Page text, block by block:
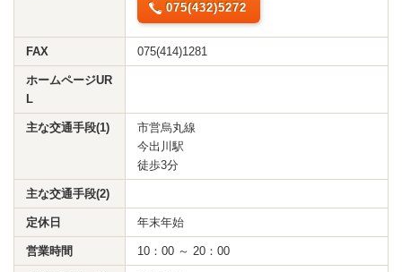
075(432)5272
FAX 075(414)1281
ホームページUR
L
主な交通手段(1)
市営烏丸線
今出川駅
徒歩3分
主な交通手段(2)
定休日 年末年始
営業時間 10：00 ～ 20：00